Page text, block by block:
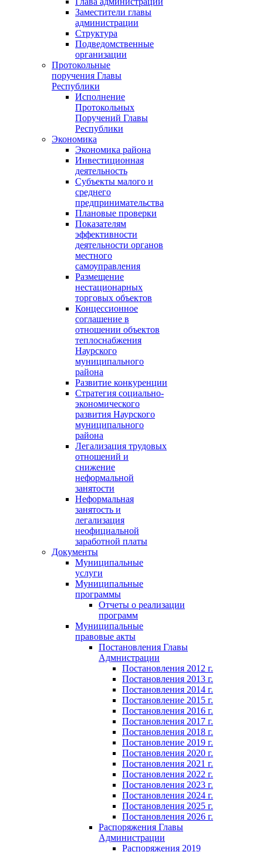
Заместители главы
администрации
Структура
Подведомственные
организации
Протокольные
поручения Главы
Республики
Исполнение
Протокольных
Поручений Главы
Республики
Экономика
Экономика района
Инвестиционная
деятельность
Субъекты малого и
среднего
предпринимательства
Плановые проверки
Показателям
эффективности
деятельности органов
местного
самоуправления
Размещение
нестационарных
торговых объектов
Концессионное
соглашение в
отношении объектов
теплоснабжения
Наурского
муниципального
района
Развитие конкуренции
Стратегия социально-
экономического
развития Наурского
муниципального
района
Легализация трудовых
отношений и
снижение
неформальной
занятости
Неформальная
занятость и
легализация
неофициальной
заработной платы
Документы
Муниципальные
услуги
Муниципальные
программы
Отчеты о реализации
программ
Муниципальные
правовые акты
Постановления Главы
Адмнистрации
Постановления 2012 г.
Постановления 2013 г.
Постановления 2014 г.
Постановление 2015 г.
Постановления 2016 г.
Постановления 2017 г.
Постановления 2018 г.
Постановление 2019 г.
Постановления 2020 г.
Постановления 2021 г.
Постановления 2022 г.
Постановления 2023 г.
Постановления 2024 г.
Постановления 2025 г.
Постановления 2026 г.
Распоряжения Главы
Администрации
Распоряжения 2019